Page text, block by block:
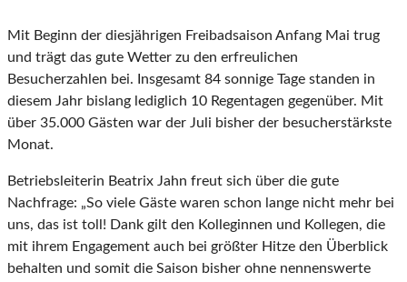
Mit Beginn der diesjährigen Freibadsaison Anfang Mai trug
und trägt das gute Wetter zu den erfreulichen
Besucherzahlen bei. Insgesamt 84 sonnige Tage standen in
diesem Jahr bislang lediglich 10 Regentagen gegenüber. Mit
über 35.000 Gästen war der Juli bisher der besucherstärkste
Monat.
Betriebsleiterin Beatrix Jahn freut sich über die gute
Nachfrage: „So viele Gäste waren schon lange nicht mehr bei
uns, das ist toll! Dank gilt den Kolleginnen und Kollegen, die
mit ihrem Engagement auch bei größter Hitze den Überblick
behalten und somit die Saison bisher ohne nennenswerte